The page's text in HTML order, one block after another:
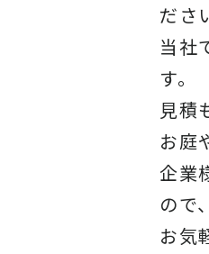
ださ
当社
す。
見積
お庭
企業
ので、
お気